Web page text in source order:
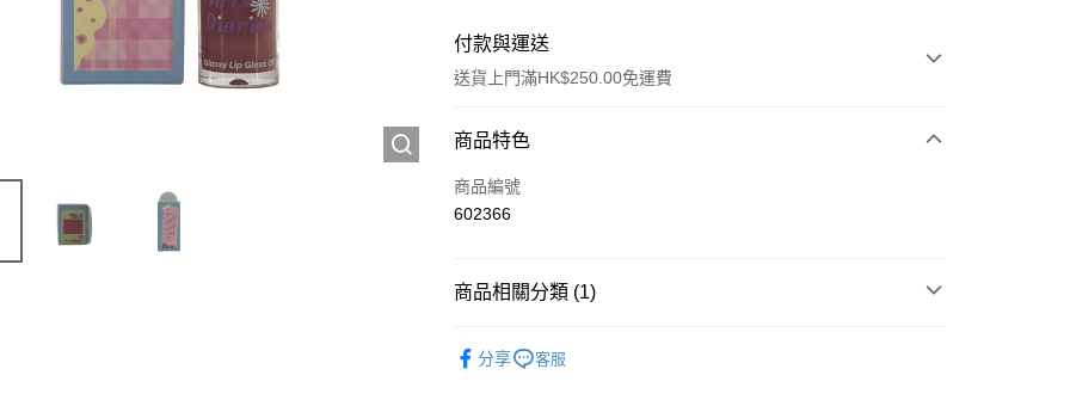
付款與運送
送貨上門滿HK$250.00免運費
付款方式
信用卡
商品特色
商品編號
602366
商品相關分類 (1)
分享
客服